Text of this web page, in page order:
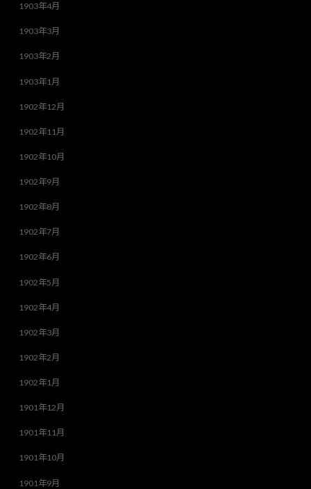
1903年4月
1903年3月
1903年2月
1903年1月
1902年12月
1902年11月
1902年10月
1902年9月
1902年8月
1902年7月
1902年6月
1902年5月
1902年4月
1902年3月
1902年2月
1902年1月
1901年12月
1901年11月
1901年10月
1901年9月